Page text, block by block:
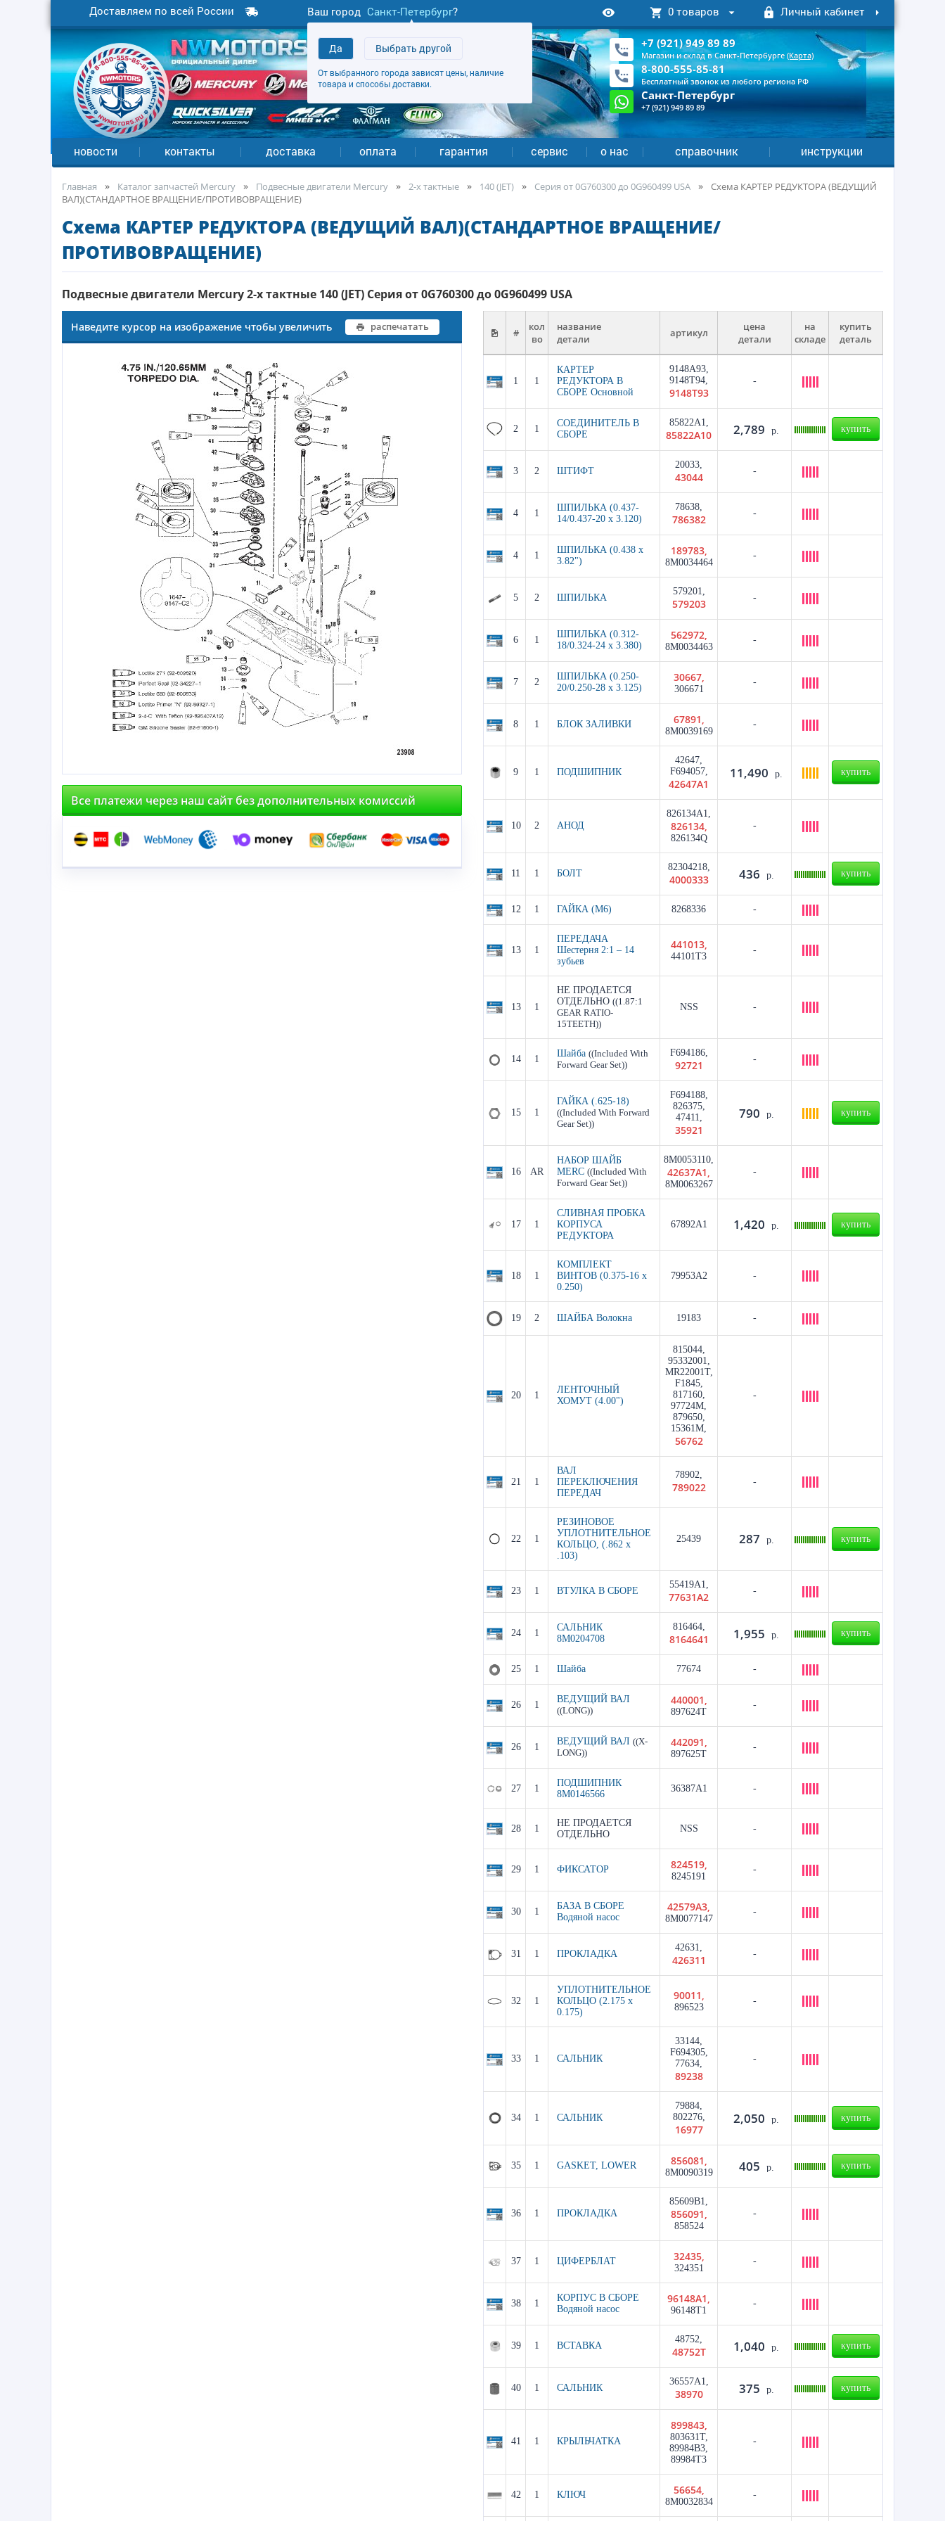
Доставляем по всей России Ваш город Санкт-Петербург?
Да Выбрать другой
От выбранного города зависят цены, наличие
товара и способы доставки.
0 товаров Личный кабинет
+7 (921) 949 89 89
Магазин и склад в Санкт-Петербурге (Карта)
8-800-555-85-81
Бесплатный звонок из любого региона РФ
Санкт-Петербург
+7 (921) 949 89 89
новости контакты доставка оплата гарантия сервис о нас справочник инструкции
Главная Каталог запчастей Mercury Подвесные двигатели Mercury 2-х тактные 140 (JET) Серия от 0G760300 до 0G960499 USA
Cхема КАРТЕР РЕДУКТОРА (ВЕДУЩИЙ
ВАЛ)(СТАНДАРТНОЕ ВРАЩЕНИЕ/ПРОТИВОВРАЩЕНИЕ)
Cхема КАРТЕР РЕДУКТОРА (ВЕДУЩИЙ ВАЛ)(СТАНДАРТНОЕ ВРАЩЕНИЕ/
ПРОТИВОВРАЩЕНИЕ)
Подвесные двигатели Mercury 2-х тактные 140 (JET) Серия от 0G760300 до 0G960499 USA
Наведите курсор на изображение чтобы увеличить распечатать
Все платежи через наш сайт без дополнительных комиссий
#
кол
во
название
детали
артикул
цена
детали
на
складе
купить
деталь
1 1
КАРТЕР
РЕДУКТОРА В
СБОРЕ Основной
9148A93,
9148T94,
9148T93
-
2 1
СОЕДИНИТЕЛЬ В
СБОРЕ
85822A1,
85822A10 2,789 р. купить
3 2 ШТИФТ
20033,
43044 -
4 1
ШПИЛЬКА (0.437-
14/0.437-20 x 3.120)
78638,
786382 -
4 1
ШПИЛЬКА (0.438 x
3.82")
189783,
8M0034464
-
5 2 ШПИЛЬКА
579201,
579203 -
6 1
ШПИЛЬКА (0.312-
18/0.324-24 x 3.380)
562972,
8M0034463
-
7 2
ШПИЛЬКА (0.250-
20/0.250-28 x 3.125)
30667,
306671
-
8 1 БЛОК ЗАЛИВКИ 67891,
8M0039169
-
9 1 ПОДШИПНИК
42647,
F694057,
42647A1
11,490 р. купить
10 2 АНОД
826134A1,
826134,
826134Q
-
11 1 БОЛТ
82304218,
4000333 436 р. купить
12 1 ГАЙКА (M6) 8268336 -
13 1
ПЕРЕДАЧА
Шестерня 2:1 – 14
зубьев
441013,
44101T3
-
13 1
НЕ ПРОДАЕТСЯ
ОТДЕЛЬНО ((1.87:1
GEAR RATIO-
15TEETH))
NSS -
14 1
Шайба ((Included With
Forward Gear Set))
F694186,
92721 -
15 1
ГАЙКА (.625-18)
((Included With Forward
Gear Set))
F694188,
826375,
47411,
35921
790 р. купить
16 AR
НАБОР ШАЙБ
MERC ((Included With
Forward Gear Set))
8M0053110,
42637A1,
8M0063267
-
17 1
СЛИВНАЯ ПРОБКА
КОРПУСА
РЕДУКТОРА
67892A1 1,420 р. купить
18 1
КОМПЛЕКТ
ВИНТОВ (0.375-16 x
0.250)
79953A2 -
19 2 ШАЙБА Волокна 19183 -
20 1
ЛЕНТОЧНЫЙ
ХОМУТ (4.00")
815044,
95332001,
MR22001T,
F1845,
817160,
97724M,
879650,
15361M,
56762
-
21 1
ВАЛ
ПЕРЕКЛЮЧЕНИЯ
ПЕРЕДАЧ
78902,
789022 -
22 1
РЕЗИНОВОЕ
УПЛОТНИТЕЛЬНОЕ
КОЛЬЦО, (.862 x
.103)
25439 287 р. купить
23 1 ВТУЛКА В СБОРЕ
55419A1,
77631A2 -
24 1
САЛЬНИК
8M0204708
816464,
8164641 1,955 р. купить
25 1 Шайба 77674 -
26 1
ВЕДУЩИЙ ВАЛ
((LONG))
440001,
897624T
-
26 1
ВЕДУЩИЙ ВАЛ ((X-
LONG))
442091,
897625T
-
27 1
ПОДШИПНИК
8M0146566
36387A1 -
28 1
НЕ ПРОДАЕТСЯ
ОТДЕЛЬНО
NSS -
29 1 ФИКСАТОР 824519,
8245191
-
30 1
БАЗА В СБОРЕ
Водяной насос
42579A3,
8M0077147
-
31 1 ПРОКЛАДКА
42631,
426311 -
32 1
УПЛОТНИТЕЛЬНОЕ
КОЛЬЦО (2.175 x
0.175)
90011,
896523
-
33 1 САЛЬНИК
33144,
F694305,
77634,
89238
-
34 1 САЛЬНИК
79884,
802276,
16977
2,050 р. купить
35 1 GASKET, LOWER 856081,
8M0090319 405 р. купить
36 1 ПРОКЛАДКА
85609B1,
856091,
858524
-
37 1 ЦИФЕРБЛАТ 32435,
324351
-
38 1
КОРПУС В СБОРЕ
Водяной насос
96148A1,
96148T1
-
39 1 ВСТАВКА
48752,
48752T 1,040 р. купить
40 1 САЛЬНИК
36557A1,
38970 375 р. купить
41 1 КРЫЛЬЧАТКА
899843,
803631T,
89984B3,
89984T3
-
42 1 КЛЮЧ 56654,
8M0032834
-